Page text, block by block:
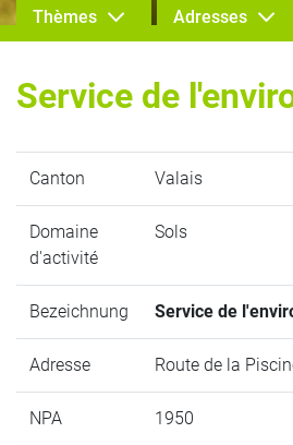
Thèmes Adresses
Service de
Canton Valais
Domaine
d'activité
Sols
Bezeichnung Service de
Adresse Route de la
NPA 1950